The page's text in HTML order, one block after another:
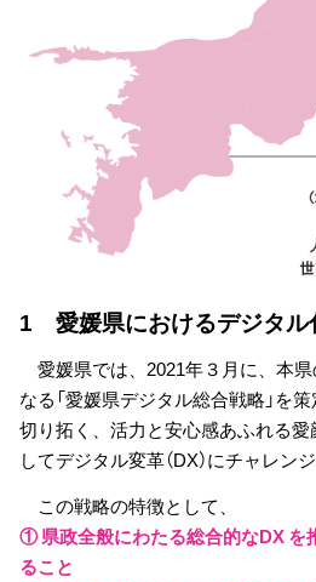
1 愛媛県におけるデジタル
愛媛県では、2021年３月に、本
なる「愛媛県デジタル総合戦略」を
切り拓く、活力と安心感あふれる愛
してデジタル変革（DX）にチャレン
この戦略の特徴として、
① 県政全般にわたる総合的なDX を
ること